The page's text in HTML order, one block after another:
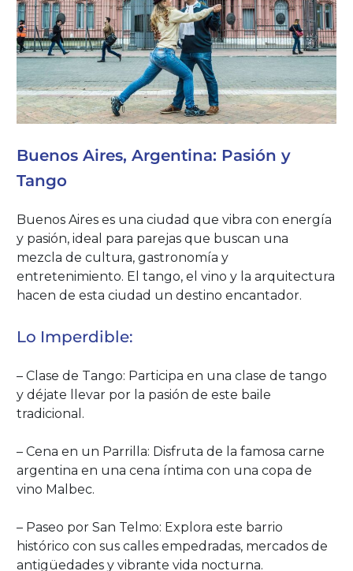
Buenos Aires, Argentina: Pasión y
Tango
Buenos Aires es una ciudad que vibra con energía
y pasión, ideal para parejas que buscan una
mezcla de cultura, gastronomía y
entretenimiento. El tango, el vino y la arquitectura
hacen de esta ciudad un destino encantador.
Lo Imperdible:
– Clase de Tango: Participa en una clase de tango
y déjate llevar por la pasión de este baile
tradicional.
– Cena en un Parrilla: Disfruta de la famosa carne
argentina en una cena íntima con una copa de
vino Malbec.
– Paseo por San Telmo: Explora este barrio
histórico con sus calles empedradas, mercados de
antigüedades y vibrante vida nocturna.